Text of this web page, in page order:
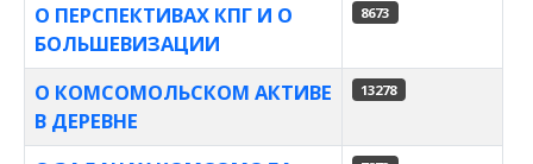
О ПЕРСПЕКТИВАХ КПГ И О
БОЛЬШЕВИЗАЦИИ
8673
О КОМСОМОЛЬСКОМ АКТИВЕ
В ДЕРЕВНЕ
13278